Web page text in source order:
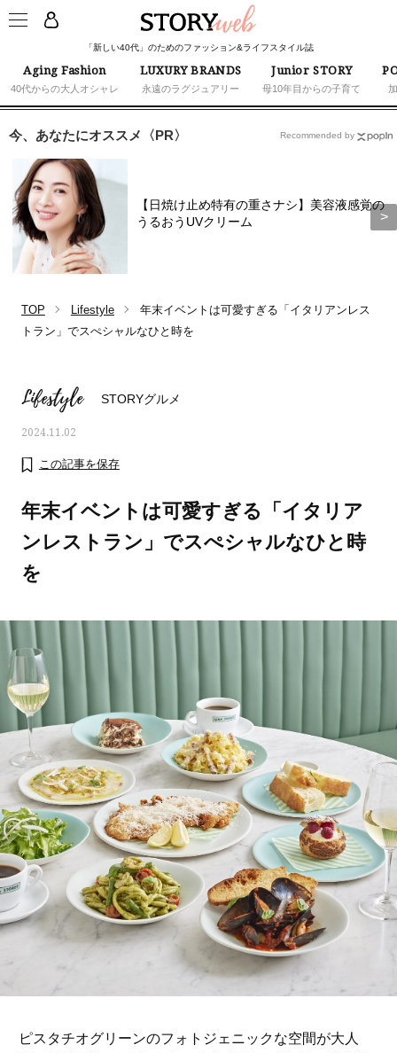
「新しい40代」のためのファッション&ライフスタイル誌
Aging Fashion
40代からの大人オシャレ
LUXURY BRANDS
永遠のラグジュアリー
Junior STORY
母10年目からの子育て
ママとパパに贈る「ジェンダーレ
ス学」
今、あなたにオススメ〈PR〉
【日焼け止め特有の重さナシ】美容液感覚の
うるおうUVクリーム
Recommended by
TOP Lifestyle
年末イベントは可愛すぎる「イタリアンレス
トラン」でスぺシャルなひと時を
Lifestyle STORYグルメ
2024.11.02
この記事を保存
年末イベントは可愛すぎる「イタリア
ンレストラン」でスぺシャルなひと時
を
ピスタチオグリーンのフォトジェニックな空間が大人